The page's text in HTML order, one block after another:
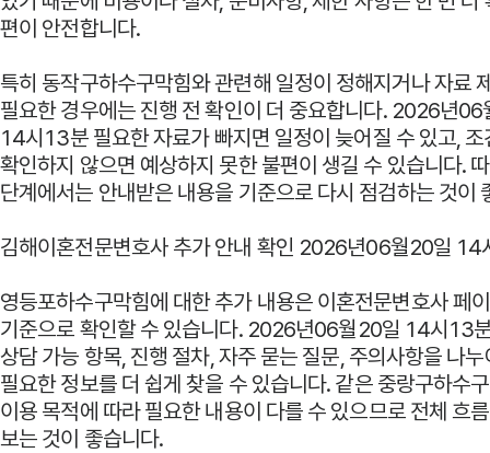
편이 안전합니다.
특히 동작구하수구막힘와 관련해 일정이 정해지거나 자료
필요한 경우에는 진행 전 확인이 더 중요합니다. 2026년
14시13분 필요한 자료가 빠지면 일정이 늦어질 수 있고, 조
확인하지 않으면 예상하지 못한 불편이 생길 수 있습니다.
단계에서는 안내받은 내용을 기준으로 다시 점검하는 것이
김해이혼전문변호사 추가 안내 확인 2026년06월20일 14
영등포하수구막힘에 대한 추가 내용은 이혼전문변호사페
기준으로 확인할 수 있습니다. 2026년06월20일 14시13
상담 가능 항목, 진행 절차, 자주 묻는 질문, 주의사항을 나
필요한 정보를 더 쉽게 찾을 수 있습니다. 같은 중랑구하수
이용 목적에 따라 필요한 내용이 다를 수 있으므로 전체 흐
보는 것이 좋습니다.